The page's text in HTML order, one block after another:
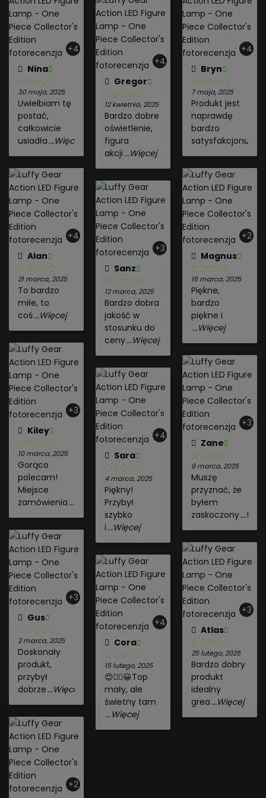
+4
Nina
30 maja, 2025
Uwielbiam tę
postać,
całkowicie
usiadła ...Więcej
+4
Bryn
7 maja, 2025
Produkt jest
naprawdę
bardzo
satysfakcjonujący
+4
Gregor
12 kwietnia, 2025
Bardzo dobre
oświetlenie,
figura
akcji ...Więcej
+4
Alan
21 marca, 2025
To bardzo
miłe, to
coś...Więcej
+2
Magnus
16 marca, 2025
Piękne,
bardzo
piękne i
...Więcej
+3
Sanz
12 marca, 2025
Bardzo dobra
jakość w
stosunku do
ceny...Więcej
+3
Kiley
10 marca, 2025
Gorąco
polecam!
Miejsce
zamówienia ...Więcej
+3
Zane
8 marca, 2025
Muszę
przyznać, że
byłem
zaskoczony
+4
Sara
4 marca, 2025
Piękny!
Przybył
szybko
i ...Więcej
+3
Gus
2 marca, 2025
Doskonały
produkt,
przybył
dobrze ...Więcej
+3
Atlas
25 lutego, 2025
Bardzo dobry
produkt
idealny
grea ...Więcej
+4
Cora
15 lutego, 2025
😍👍🏻😀Top
mały, ale
świetny tam
...Więcej
+2